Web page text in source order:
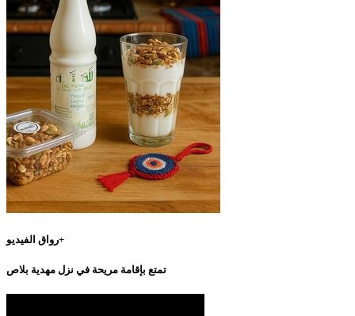
رواق الفيديو+
تمتع بإقامة مريحة في نزل مهدية بلاص